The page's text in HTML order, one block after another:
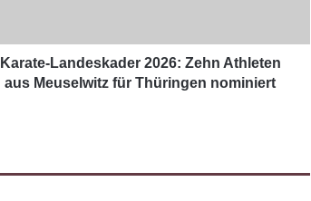
Karate-Landeskader 2026: Zehn Athleten
aus Meuselwitz für Thüringen nominiert